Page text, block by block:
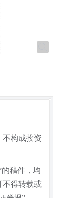
不构成投资
稿件，均
不得转载或